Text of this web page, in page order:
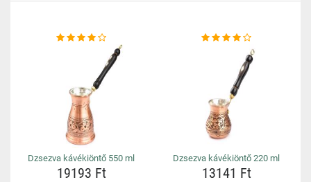
Dzsezva kávékiöntő 550 ml
19193 Ft
Dzsezva kávékiöntő 220 ml
13141 Ft